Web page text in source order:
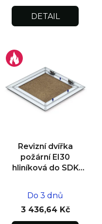
DETAIL
Revizní dvířka
požární EI30
hliníková do SDK
Do 3 dnů
3 436,64 Kč